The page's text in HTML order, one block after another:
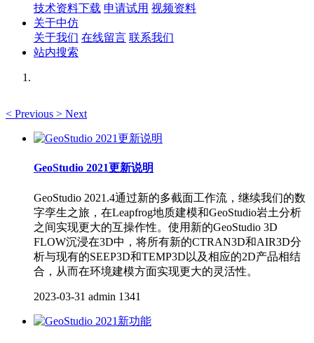
技术资料下载 申请试用 视频资料
关于中仿
关于我们 在线留言 联系我们
站内搜索
< Previous > Next
GeoStudio 2021更新说明
GeoStudio 2021.4通过新的多截面工作流，继续我们的数
字孪生之旅，在Leapfrog地质建模和GeoStudio岩土分析
之间实现更大的互操作性。使用新的GeoStudio 3D
FLOW沉浸在3D中，将所有新的CTRAN3D和AIR3D分
析与现有的SEEP3D和TEMP3D以及相应的2D产品相结
合，从而在环境建模方面实现更大的灵活性。
2023-03-31 admin 1341